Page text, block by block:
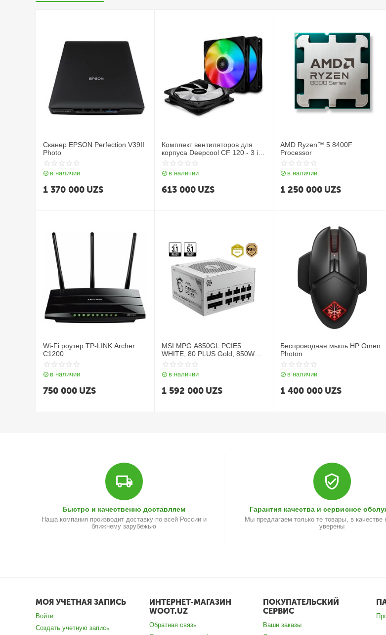
Сканер EPSON Perfection V39II
Photo
в наличии
1 370 000 UZS
Комплект вентиляторов для
корпуса Deepcool CF 120 - 3 in
1
в наличии
613 000 UZS
AMD Ryzen™ 5 8400F
Processor
в наличии
1 250 000 UZS
Wi-Fi роутер TP-LINK Archer
C1200
в наличии
750 000 UZS
MSI MPG A850GL PCIE5
WHITE, 80 PLUS Gold, 850W
Power Supply
в наличии
1 592 000 UZS
Беспроводная мышь HP Omen
Photon
в наличии
1 400 000 UZS
Быстро и качественно доставляем
Наша компания производит доставку по всей России и
ближнему зарубежью
Гарантия качества и сервисное
Мы предлагаем только те товары, в качестве
уверены
МОЯ УЧЕТНАЯ ЗАПИСЬ
Войти
Создать учетную запись
ИНТЕРНЕТ-МАГАЗИН
WOOT.UZ
Обратная связь
ПОКУПАТЕЛЬСКИЙ
СЕРВИС
Ваши заказы